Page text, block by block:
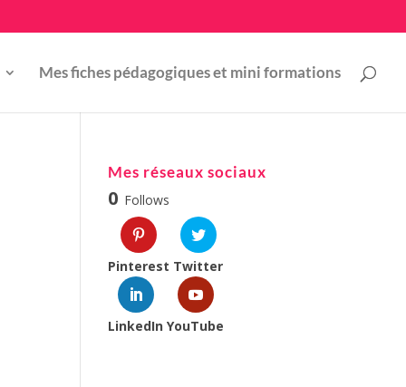
Mes fiches pédagogiques et mini formations
Mes réseaux sociaux
0 Follows
Pinterest Twitter
LinkedIn YouTube